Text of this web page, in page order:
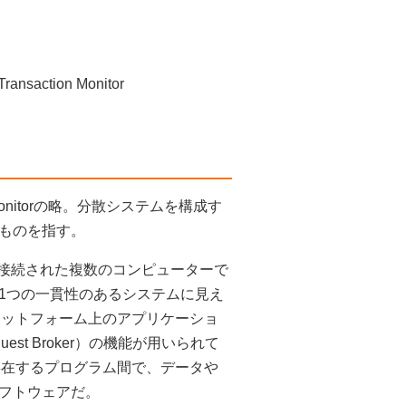
Monitor
の略。分散システムを構成す
のを指す。
続された複数のコンピューターで
の一貫性のあるシステムに見え
トフォーム上のアプリケーショ
Broker）の機能が用いられて
するプログラム間で、データや
トウェアだ。